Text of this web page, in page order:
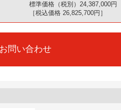
標準価格（税別）24,387,000円
［税込価格 26,825,700円］
問い合わせ